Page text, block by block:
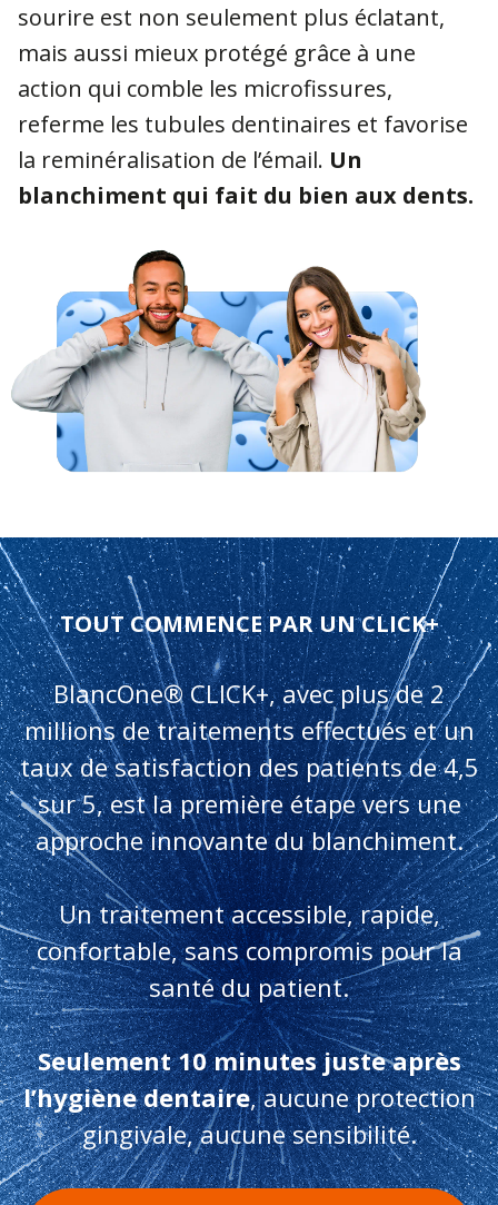
sourire est non seulement plus éclatant,
mais aussi mieux protégé grâce à une
action qui comble les microfissures,
referme les tubules dentinaires et favorise
la reminéralisation de l’émail. Un
blanchiment qui fait du bien aux dents.
TOUT COMMENCE PAR UN CLICK+
BlancOne® CLICK+, avec plus de 2
millions de traitements effectués et un
taux de satisfaction des patients de 4,5
sur 5, est la première étape vers une
approche innovante du blanchiment.
Un traitement accessible, rapide,
confortable, sans compromis pour la
santé du patient.
Seulement 10 minutes juste après
l’hygiène dentaire, aucune protection
gingivale, aucune sensibilité.